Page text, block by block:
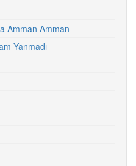
Amman Amman
Yanmadı